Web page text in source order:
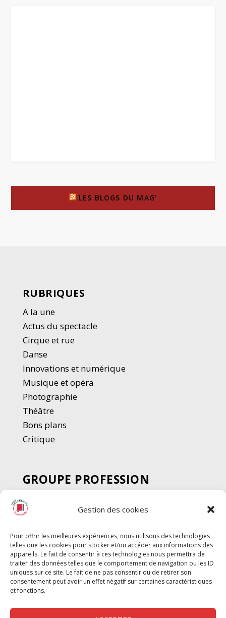
Gestion des cookies
Pour offrir les meilleures expériences, nous utilisons des technologies
telles que les cookies pour stocker et/ou accéder aux informations des
appareils. Le fait de consentir à ces technologies nous permettra de
traiter des données telles que le comportement de navigation ou les ID
uniques sur ce site. Le fait de ne pas consentir ou de retirer son
consentement peut avoir un effet négatif sur certaines caractéristiques
et fonctions.
LES BLOGS DU MAG’
RUBRIQUES
A la une
Actus du spectacle
Cirque et rue
Danse
Innovations et numérique
Musique et opéra
Photographie
Théâtre
Bons plans
Critique
GROUPE PROFESSION
SPECTACLE
Chèque Intermittents
Chèque Compta
Chèque Emploi Spectacle
G-Pods
Profession Audio-visuel